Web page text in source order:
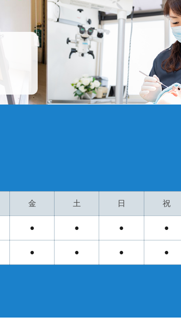
金 土 日 祝
● ● ● ●
● ● ● ●